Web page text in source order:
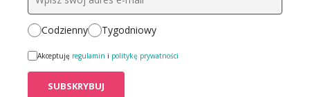
Codzienny Tygodniowy
Akceptuję regulamin i politykę prywatności